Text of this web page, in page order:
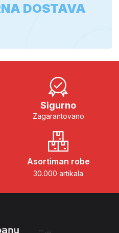
DOSTAVA
Sigurno
Zagarantovano
Asortiman robe
30.000 artikala